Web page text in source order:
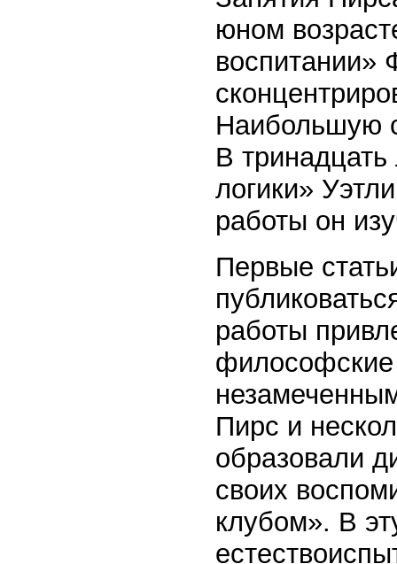
юном
воспитании»
Наибольшую
В
логики»
работы он
Первые
работы
философские
Пирс и
образовали
своих
клубом». В